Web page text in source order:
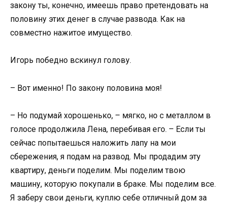
закону ты, конечно, имеешь право претендовать на
половину этих денег в случае развода. Как на
совместно нажитое имущество.
Игорь победно вскинул голову.
– Вот именно! По закону половина моя!
– Но подумай хорошенько, – мягко, но с металлом в
голосе продолжила Лена, перебивая его. – Если ты
сейчас попытаешься наложить лапу на мои
сбережения, я подам на развод. Мы продадим эту
квартиру, деньги поделим. Мы поделим твою
машину, которую покупали в браке. Мы поделим все.
Я заберу свои деньги, куплю себе отличный дом за